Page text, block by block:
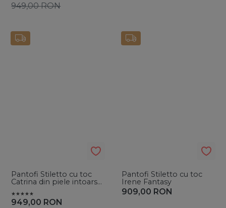
949,00RON
Pantofi Stiletto cu toc
Catrina din piele intoarsa
949,00 RON
Pantofi Stiletto cu toc
Irene Fantasy
909,00 RON